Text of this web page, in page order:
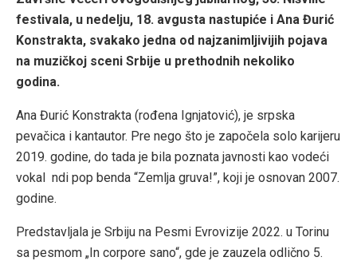
festivala, u nedelju, 18. avgusta nastupiće i Ana Đurić
Konstrakta, svakako jedna od najzanimljivijih pojava
na muzičkoj sceni Srbije u prethodnih nekoliko
godina.
Ana Đurić Konstrakta (rođena Ignjatović), je srpska
pevačica i kantautor. Pre nego što je započela solo karijeru
2019. godine, do tada je bila poznata javnosti kao vodeći
vokal ndi pop benda “Zemlja gruva!”, koji je osnovan 2007.
godine.
Predstavljala je Srbiju na Pesmi Evrovizije 2022. u Torinu
sa pesmom „In corpore sano“, gde je zauzela odlično 5.